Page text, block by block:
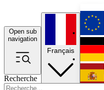
Open sub
navigation
Recherche
Français